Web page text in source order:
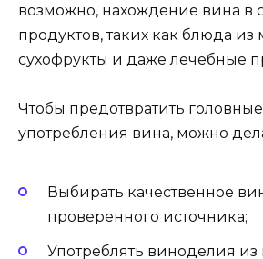
возможно, нахождение вина в
продуктов, таких как блюда
сухофрукты и даже лечебные
Чтобы предотвратить
употребления вина, можно
Выбирать качественное
проверенного источника;
Употреблять виноделия из